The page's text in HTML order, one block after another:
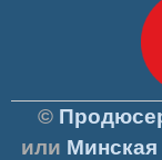
©
или Минская